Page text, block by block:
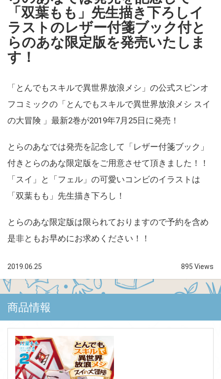
「双葉もも」先生描き下ろしイ
ラストのレザー付箋ブック付と
らのあな限定版を発売いたしま
す！
「とんでもスキルで異世界放浪メシ」の公式スピンオ
フコミックの「とんでもスキルで異世界放浪メシ スイ
の大冒険 」最新2巻が2019年7月25日に発売！
とらのあなでは発売を記念して「レザー付箋ブック」
付きとらのあな限定版をご用意させて頂きました！！
「スイ」と「フェル」の可愛いコンビのイラストは
「双葉もも」先生描き下ろし！
とらのあな限定版は限られておりますので予約を含め
是非ともお早めにお求めください！！
2019.06.25 895 Views
商品情報